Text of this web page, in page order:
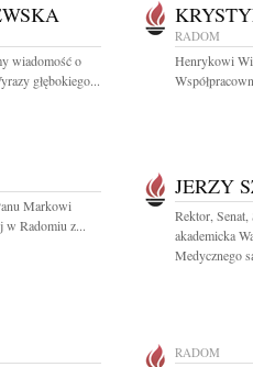
wiadomość o
głębokiego...
RADOM
Henrykowi
Markowi
w Radomiu z...
JERZY
Rektor, Senat,
akademicka
Medycznego
RADOM